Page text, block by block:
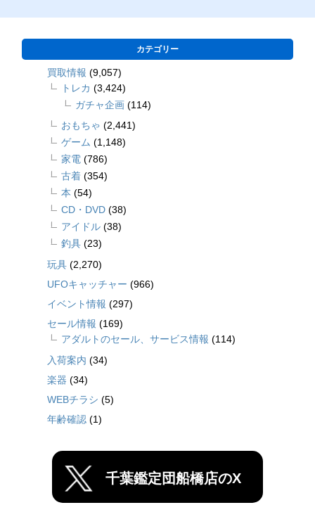
カテゴリー
買取情報 (9,057)
トレカ (3,424)
ガチャ企画 (114)
おもちゃ (2,441)
ゲーム (1,148)
家電 (786)
古着 (354)
本 (54)
CD・DVD (38)
アイドル (38)
釣具 (23)
玩具 (2,270)
UFOキャッチャー (966)
イベント情報 (297)
セール情報 (169)
アダルトのセール、サービス情報 (114)
入荷案内 (34)
楽器 (34)
WEBチラシ (5)
年齢確認 (1)
千葉鑑定団船橋店のX